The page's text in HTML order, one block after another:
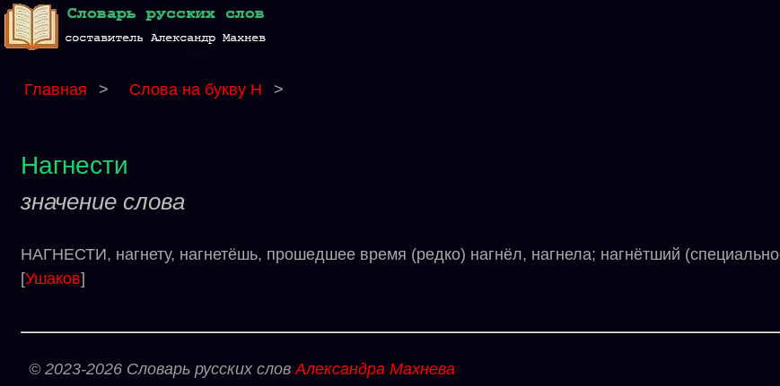
Главная > Слова на букву Н >
Нагнести
значение слова
НАГНЕСТИ, нагнету, нагнетёшь, прошедшее время (редко) нагнёл, нагнела; нагнётший
[Ушаков]
© 2023-2026 Словарь русских словАлександра Махнева